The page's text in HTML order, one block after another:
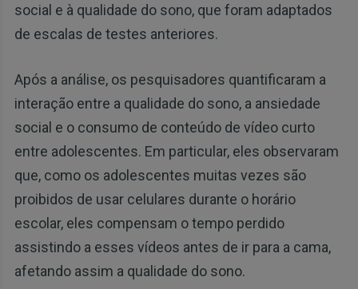
social e à qualidade do sono, que foram adaptados
de escalas de testes anteriores.
Após a análise, os pesquisadores quantificaram a
interação entre a qualidade do sono, a ansiedade
social e o consumo de conteúdo de vídeo curto
entre adolescentes. Em particular, eles observaram
que, como os adolescentes muitas vezes são
proibidos de usar celulares durante o horário
escolar, eles compensam o tempo perdido
assistindo a esses vídeos antes de ir para a cama,
afetando assim a qualidade do sono.